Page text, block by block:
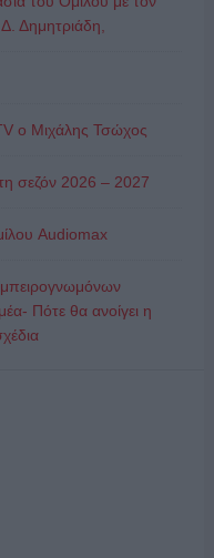
Δημητριάδη,
o Μιχάλης Τσώχος
σεζόν 2026 – 2027
Audiomax
Πότε θα ανοίγει η